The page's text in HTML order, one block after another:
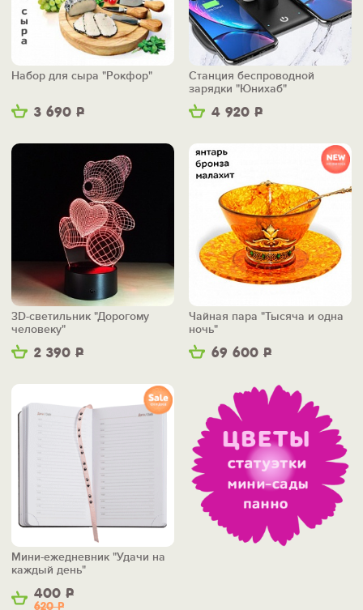
3 690 Р
Набор для сыра "Рокфор"
4 920 Р
Станция беспроводной
зарядки "Юнихаб"
2 390 Р
3D-светильник "Дорогому
человеку"
69 600 Р
Чайная пара "Тысяча и одна
ночь"
400 Р
620Р
Мини-ежедневник "Удачи на
каждый день"